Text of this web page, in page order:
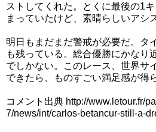
ストしてくれた。とくに最後の1
まっていたけど、素晴らしいアシ
明日もまだまだ警戒が必要だ。タ
も残っている。総合優勝にかなり
でしかない。このレース、世界サ
できたら、ものすごい満足感が得
コメント出典 http://www.letour.fr/
7/news/int/carlos-betancur-still-a-